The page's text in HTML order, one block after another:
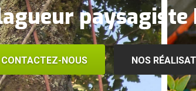
paysagiste
CONTACTEZ-NOUS NOS